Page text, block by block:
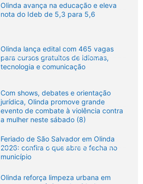
Olinda avança na educação e eleva
nota do Ideb de 5,3 para 5,6
Olinda lança edital com 465 vagas
para cursos gratuitos de idiomas,
tecnologia e comunicação
Com shows, debates e orientação
jurídica, Olinda promove grande
evento de combate à violência contra
a mulher neste sábado (8)
Feriado de São Salvador em Olinda
2026: confira o que abre e fecha no
município
Olinda reforça limpeza urbana em